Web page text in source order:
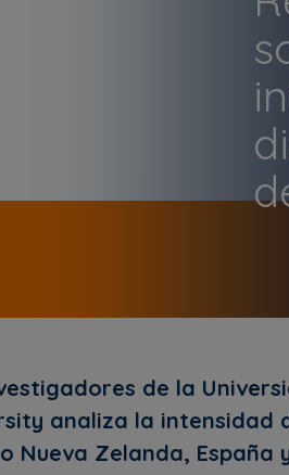
de la
analiza la intensidad
Zelanda, España y